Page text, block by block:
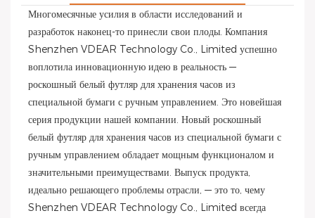
Многомесячные усилия в области исследований и
разработок наконец-то принесли свои плоды. Компания
Shenzhen VDEAR Technology Co., Limited успешно
воплотила инновационную идею в реальность —
роскошный белый футляр для хранения часов из
специальной бумаги с ручным управлением. Это новейшая
серия продукции нашей компании. Новый роскошный
белый футляр для хранения часов из специальной бумаги с
ручным управлением обладает мощным функционалом и
значительными преимуществами. Выпуск продукта,
идеально решающего проблемы отрасли, — это то, чему
Shenzhen VDEAR Technology Co., Limited всегда